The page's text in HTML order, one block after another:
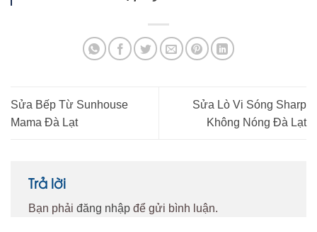
Sửa Bếp Từ Sunhouse
Mama Đà Lạt
Sửa Lò Vi Sóng Sharp
Không Nóng Đà Lạt
Trả lời
Bạn phải đăng nhập để gửi bình luận.